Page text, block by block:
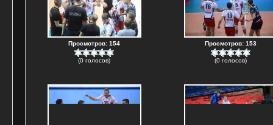
Просмотров: 154
(0 голосов)
Просмотров: 153
(0 голосов)